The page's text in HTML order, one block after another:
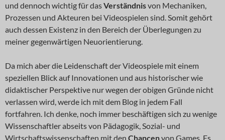
und dennoch wichtig für dasVerständnisvon Mechaniken,
Prozessen und Akteuren bei Videospielen sind. Somit gehört
auch dessen Existenz in den Bereich der Überlegungen zu
meiner gegenwärtigen Neuorientierung.
Da mich aber die Leidenschaft der Videospiele mit einem
speziellen Blick auf Innovationen und aus historischer wie
didaktischer Perspektive nur wegen der obigen Gründe nicht
verlassen wird, werde ich mit dem Blog in jedem Fall
fortfahren. Ich denke, noch immer beschäftigen sich zu wenige
Wissenschaftler abseits von Pädagogik, Sozial- und
Wirtschaftswissenschaften mit den Chancenvon Games. Es